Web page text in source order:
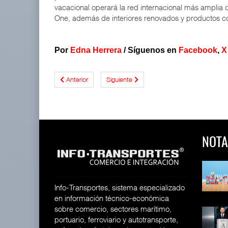
vacacional operará la red internacional más amplia
One, además de interiores renovados y productos
Por Edna Herrera /Síguenos en Facebook, X
Anterior Siguiente
Info-Transportes, sistema especializado
en información técnico-económica
sobre comercio, sectores marítimo,
portuario, ferroviario y autotransporte,
Lala Yomi® y Toy Story
Industria tequilera presenta
l
Toyota GR Yaris Aero
MG GO! y MG Cyber
Concept: Los